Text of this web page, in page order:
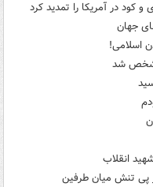
در آمریکا را تمدید کرد
جهان
اسلامی!
مشخص شد
انقلاب
پی تنش میان طرفین